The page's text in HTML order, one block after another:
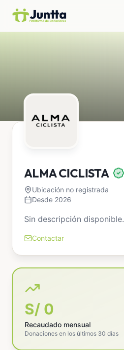
ALMA CICLISTA
Ubicación no registrada
Desde 2026
Sin descripción disponible.
Contactar
S/ 0
Recaudado mensual
Donaciones en los últimos 30 días